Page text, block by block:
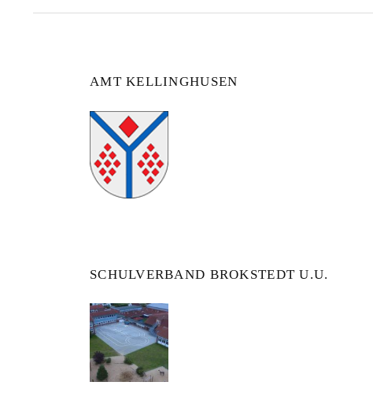
AMT KELLINGHUSEN
SCHULVERBAND BROKSTEDT U.U.